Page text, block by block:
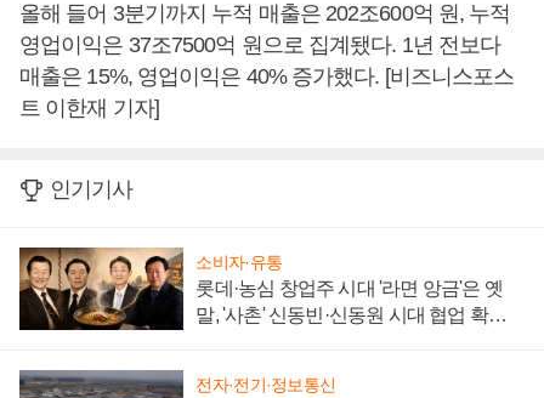
올해 들어 3분기까지 누적 매출은 202조600억 원, 누적
영업이익은 37조7500억 원으로 집계됐다. 1년 전보다
매출은 15%, 영업이익은 40% 증가했다. [비즈니스포스
트 이한재 기자]
인기기사
소비자·유통
롯데·농심 창업주 시대 '라면 앙금'은 옛
말, '사촌' 신동빈·신동원 시대 협업 확대
전자·전기·정보통신